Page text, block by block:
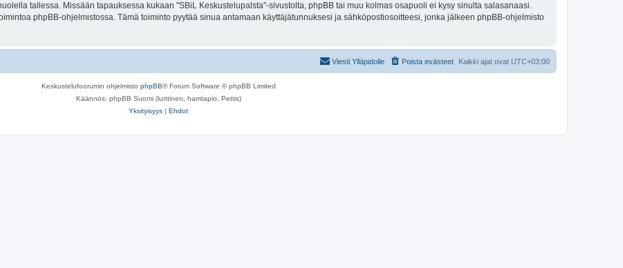
tallessa. Missään tapauksessa kukaan "SBiL Keskustelupalsta"-sivustolta, phpBB tai muu kolmas osapuoli ei kysy sinulta salasanaasi.
phpBB-ohjelmistossa. Tämä toiminto pyytää sinua antamaan käyttäjätunnuksesi ja sähköpostiosoitteesi, jonka jälkeen phpBB-ohjelmisto
Kaikki ajat ovat UTC+03:00
Poista evästeet
Viesti Ylläpidolle
Keskustelufoorumin ohjelmisto phpBB® Forum Software © phpBB Limited
Käännös: phpBB Suomi (lurttinen, harritapio, Pettis)
Yksityisyys | Ehdot